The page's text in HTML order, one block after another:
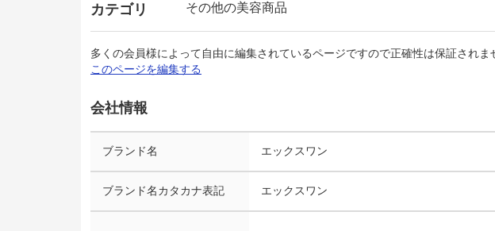
カテゴリ その他の美容商品
多くの会員様によって自由に編集されているページですので正確性は保証されま
このページを編集する
会社情報
ブランド名 エックスワン
ブランド名カタカナ表記 エックスワン